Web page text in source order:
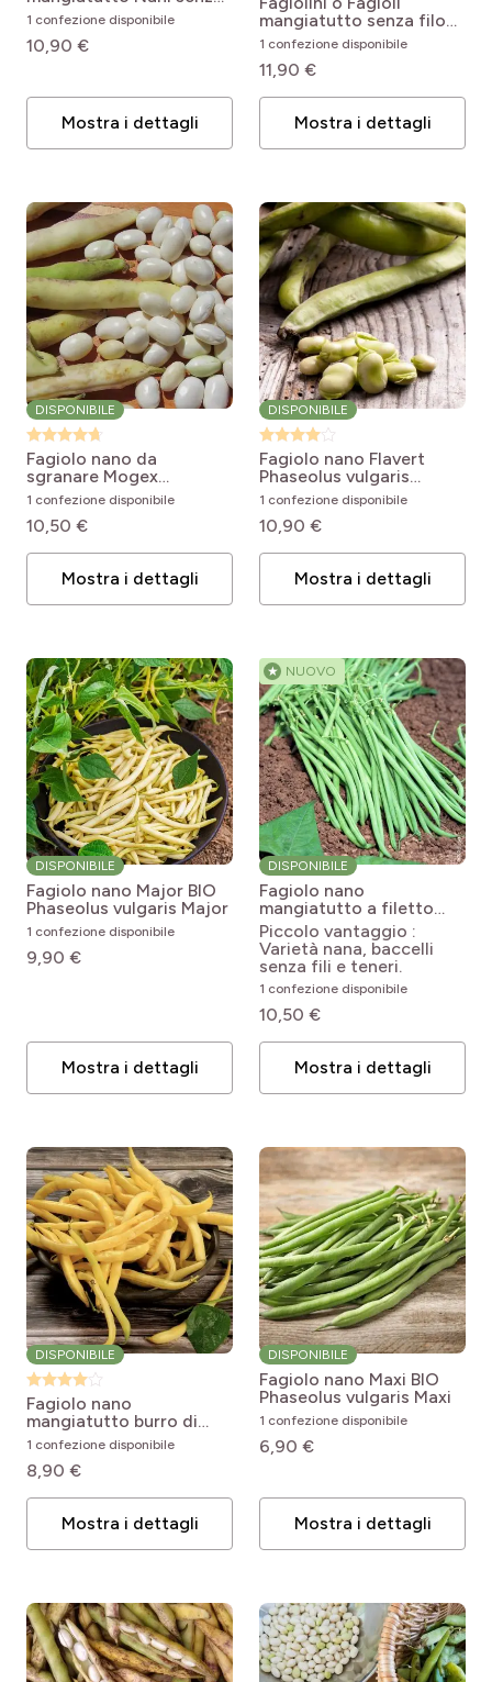
filo Cupidon Phaseolus
vulgaris Cupidon
1 confezione disponibile
10,90 €
Mostra i dettagli
mangiatutto senza filo
Bravo Phaseolus vulgaris
Bravo
1 confezione disponibile
11,90 €
Mostra i dettagli
DISPONIBILE
Fagiolo nano da
sgranare Mogex
Phaseolus vulgaris
Mogex
1 confezione disponibile
10,50 €
Mostra i dettagli
DISPONIBILE
Fagiolo nano Flavert
Phaseolus vulgaris
Flavert
1 confezione disponibile
10,90 €
Mostra i dettagli
DISPONIBILE
Fagiolo nano Major BIO
Phaseolus vulgaris Major
1 confezione disponibile
9,90 €
Mostra i dettagli
★ NUOVO
DISPONIBILE
Fagiolo nano
mangiatutto a filetto
Fleuret Phaseolus
vulgaris var. nanus
Fleuret
Piccolo vantaggio :
Varietà nana, baccelli
senza fili e teneri.
1 confezione disponibile
10,50 €
Mostra i dettagli
DISPONIBILE
Fagiolo nano
mangiatutto burro di
Rocquencourt Phaseolus
vulgaris Beurre de
Rocquencourt
1 confezione disponibile
8,90 €
Mostra i dettagli
DISPONIBILE
Fagiolo nano Maxi BIO
Phaseolus vulgaris Maxi
1 confezione disponibile
6,90 €
Mostra i dettagli